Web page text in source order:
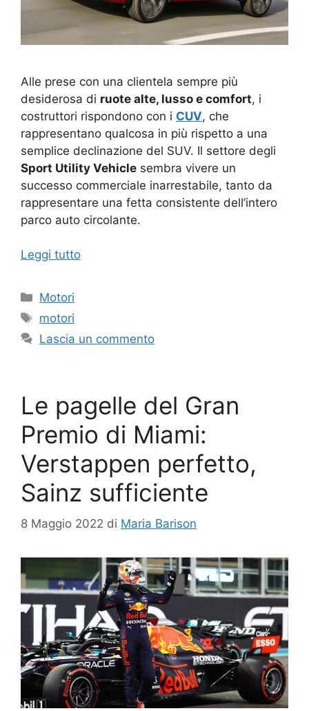
Alle prese con una clientela sempre più
desiderosa di ruote alte, lusso e comfort, i
costruttori rispondono con i CUV, che
rappresentano qualcosa in più rispetto a una
semplice declinazione del SUV. Il settore degli
Sport Utility Vehicle sembra vivere un
successo commerciale inarrestabile, tanto da
rappresentare una fetta consistente dell’intero
parco auto circolante.
Leggi tutto
Categorie
Motori
Tag
motori
Lascia un commento
Le pagelle del Gran
Premio di Miami:
Verstappen perfetto,
Sainz sufficiente
8 Maggio 2022 di Maria Barison